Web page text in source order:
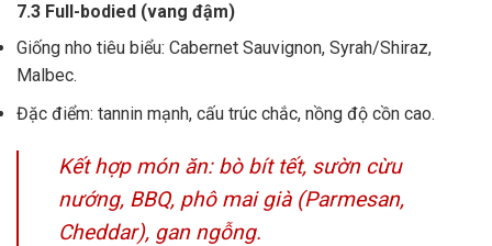
7.3 Full-bodied (vang đậm)
Giống nho tiêu biểu: Cabernet Sauvignon, Syrah/Shiraz,
Malbec.
Đặc điểm: tannin mạnh, cấu trúc chắc, nồng độ cồn cao.
Kết hợp món ăn: bò bít tết, sườn cừu
nướng, BBQ, phô mai già (Parmesan,
Cheddar), gan ngỗng.